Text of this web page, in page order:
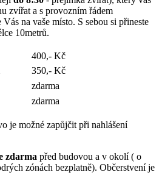
zvířat a s provozním řádem
na vaše místo. S sebou si přineste
10metrů.
400,- Kč
350,- Kč
zdarma
zdarma
je možné zapůjčit při nahlášení
zdarma před budovou a v okolí ( o
zónách bezplatně). Občerstvení je